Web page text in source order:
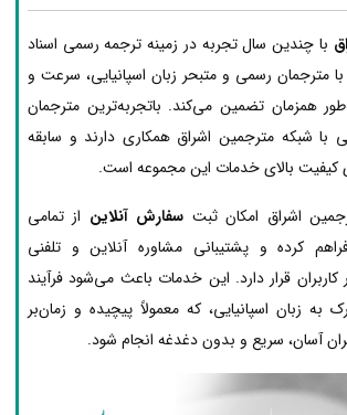
با چندین سال تجربه در زمینه ترجمه رسمی اسناد
مترجمان رسمی و متبحر زبان اسپانیایی، سرعت و
همزمان تضمین می‌کند. باتجربه‌ترین مترجمان
با شبکه مترجمین اشراق همکاری دارند و سابقه
کیفیت بالای خدمات این مجموعه است.
اشراق امکان ثبت سفارش آنلاین از تمامی
کرده و پشتیبانی مشاوره آنلاین و تلفنی
کاربران قرار دارد. این خدمات باعث می‌شود فرآیند
به زبان اسپانیایی، که معمولاً پیچیده و زمان‌بر
آسان، سریع و بدون دغدغه انجام شود.